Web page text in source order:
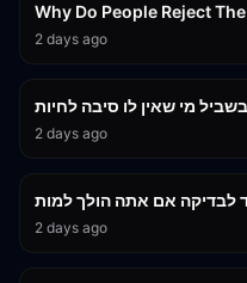
Why Do People Reject
2 days ago
מי שאין לו סיבה לחיות
2 days ago
2 days ago